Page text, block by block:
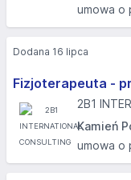
umowa o
Fizjoterapeuta -
2B1
Kamień
umowa o
Dodana 16 lipca